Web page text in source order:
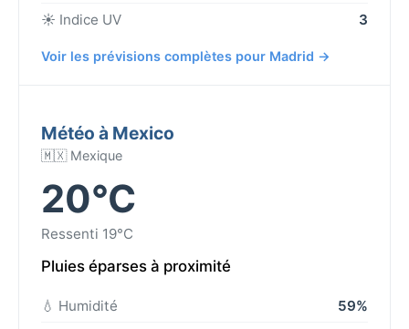
☀️ Indice UV 3
Voir les prévisions complètes pour Madrid →
Météo à Mexico
🇲🇽 Mexique
20°C
Ressenti 19°C
Pluies éparses à proximité
💧 Humidité
59%